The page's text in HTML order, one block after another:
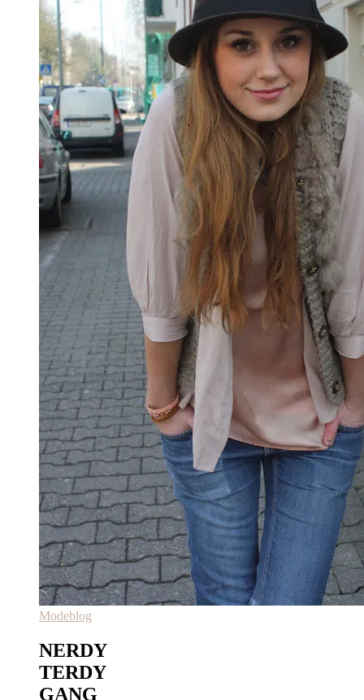
Modeblog
NERDY
TERDY
GANG